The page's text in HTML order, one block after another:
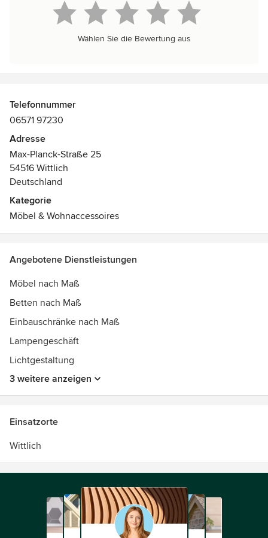
Wählen Sie die Bewertung aus
Telefonnummer
06571 97230
Adresse
Max-Planck-Straße 25
54516 Wittlich
Deutschland
Kategorie
Möbel & Wohnaccessoires
Angebotene Dienstleistungen
Möbel nach Maß
Betten nach Maß
Einbauschränke nach Maß
Lampengeschäft
Lichtgestaltung
3 weitere anzeigen
Einsatzorte
Wittlich